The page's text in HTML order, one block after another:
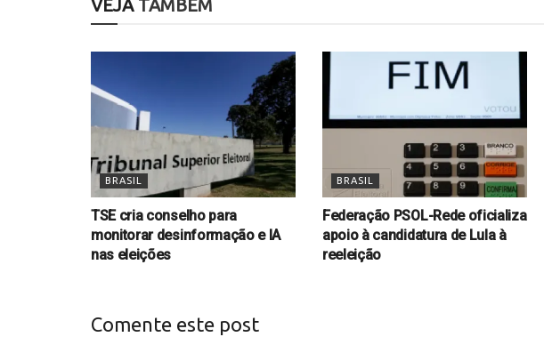
VEJATAMBÉM
BRASIL
TSE cria conselho para
monitorar desinformação e IA
nas eleições
BRASIL
Federação PSOL-Rede oficializa
apoio à candidatura de Lula à
reeleição
Comente este post